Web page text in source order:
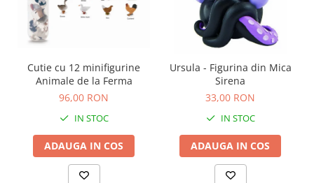
Cadou copii 2 ani
Cadou copii 3 ani
Cadou copii 4 ani
Cadou copii 5 ani
Cadou copii 6 ani
Cadou copii 7 ani
Cadou copii 8 ani
Cadou copii 9 ani
Cutie cu 12 minifigurine
Animale de la Ferma
96,00 RON
IN STOC
ADAUGA IN COS
Ursula - Figurina din Mica
Sirena
33,00 RON
IN STOC
ADAUGA IN COS